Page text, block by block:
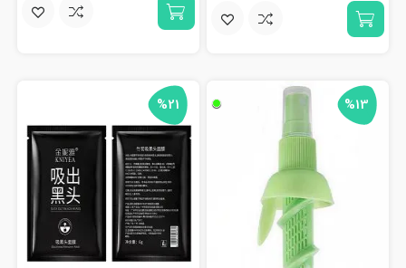
%13
%21